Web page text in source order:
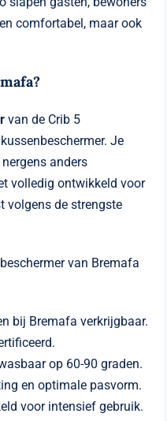
comfortabel, maar ook
van de Crib 5
Je
anders
volledig ontwikkeld voor
volgens de strengste
van Bremafa
bij Bremafa verkrijgbaar.
op 60-90 graden.
en optimale pasvorm.
voor intensief gebruik.